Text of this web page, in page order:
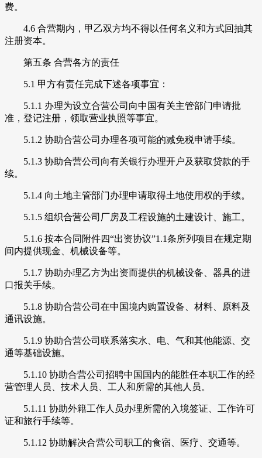
费。
4.6 合营期内，甲乙双方均不得以任何名义和方式回抽其
注册资本。
第五条 合营各方的责任
5.1 甲方有责任完成下述各项事宜：
5.1.1 办理为设立合营公司向中国有关主管部门申请批
准，登记注册，领取营业执照等事宜。
5.1.2 协助合营公司办理各项可能的减免税申请手续。
5.1.3 协助合营公司向有关银行办理开户及获取贷款的手
续。
5.1.4 向土地主管部门办理申请取得土地使用权的手续。
5.1.5 组织合营公司厂房及工程设施的土建设计、施工。
5.1.6 按本合同附件四“出资协议”1.1条所列项目在规定期
间内提供现金、机械设备等。
5.1.7 协助办理乙方为出资而提供的机械设备、器具的进
口报关手续。
5.1.8 协助合营公司在中国境内购置设备、材料、原料及
通讯设施。
5.1.9 协助合营公司联系落实水、电、气和其他能源、交
通等基础设施。
5.1.10 协助合营公司招聘中国国内的能胜任本职工作的经
营管理人员、技术人员、工人和所需的其他人员。
5.1.11 协助外籍工作人员办理所需的入境签证、工作许可
证和旅行手续等。
5.1.12 协助解决合营公司职工的食宿、医疗、交通等。